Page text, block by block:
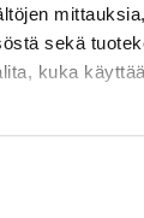
sekä
kuka